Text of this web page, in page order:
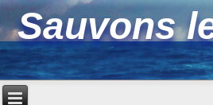
Sauvons